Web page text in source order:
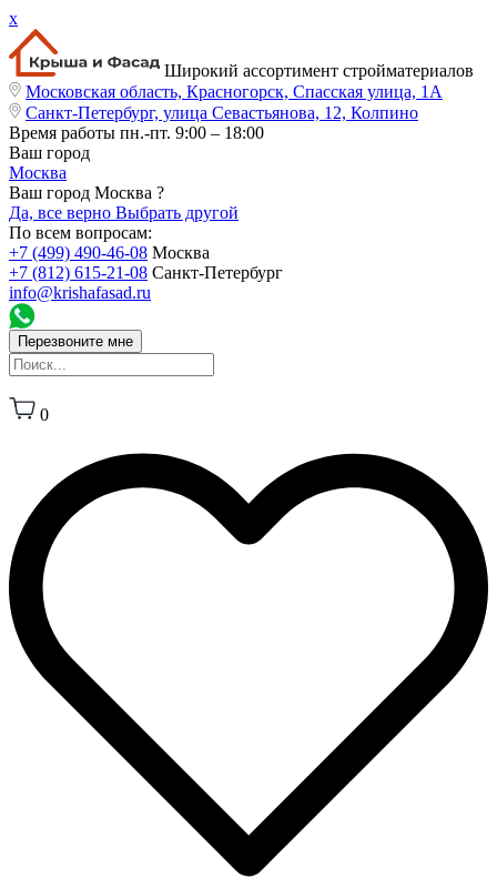
x
Широкий ассортимент стройматериалов
Московская область, Красногорск, Спасская улица, 1А
Санкт-Петербург, улица Севастьянова, 12, Колпино
Время работы пн.-пт. 9:00 – 18:00
Ваш город
Москва
Ваш город Москва ?
Да, все верно Выбрать другой
По всем вопросам:
+7 (499) 490-46-08 Москва
+7 (812) 615-21-08 Санкт-Петербург
info@krishafasad.ru
Перезвоните мне
0